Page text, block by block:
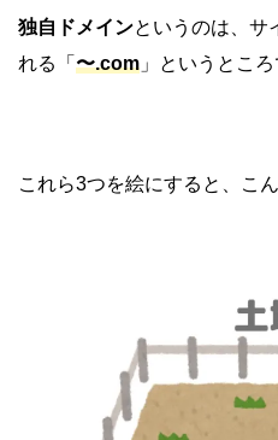
独自ドメインというのは、サ
れる「 〜.com 」というところ
これら3つを絵にすると、こ